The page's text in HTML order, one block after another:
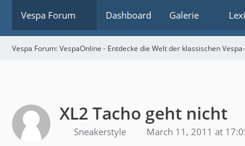
Vespa Forum Dashboard Galerie
Vespa Forum: VespaOnline - Entdecke die Welt der klassischen
XL2 Tacho geht nicht
Sneakerstyle March 11, 2011 at